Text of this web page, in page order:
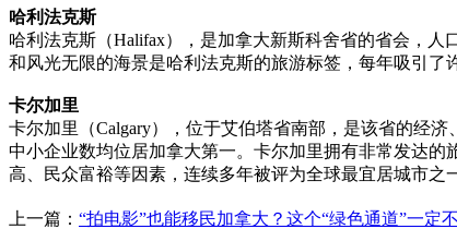
哈利法克斯
哈利法克斯（Halifax），是加拿大新斯科舍省的省会，
和风光无限的海景是哈利法克斯的旅游标签，每年吸引
卡尔加里
卡尔加里（Calgary），位于艾伯塔省南部，是该省的经
中小企业数均位居加拿大第一。卡尔加里拥有非常发达
高、民众富裕等因素，连续多年被评为全球最宜居城市之
上一篇： “拍电影”也能移民加拿大？这个“绿色通道”一定